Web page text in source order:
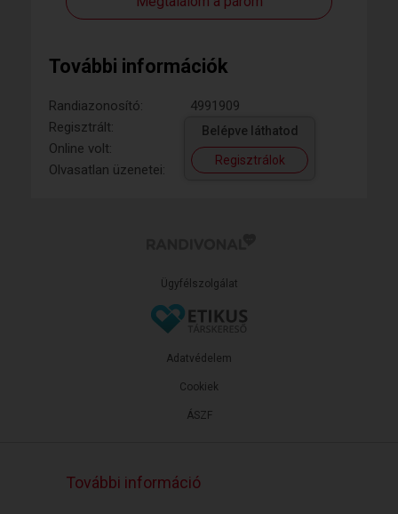
További információk
Randiazonosító:
4991909
Regisztrált:
Online volt:
Olvasatlan üzenetei:
Belépve láthatod
Regisztrálok
Ügyfélszolgálat
ÁSZF
Adatvédelem
Cookiek
További információ